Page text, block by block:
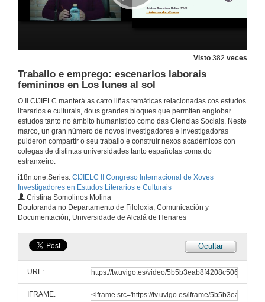
Visto 382 veces
Traballo e emprego: escenarios laborais
femininos en Los lunes al sol
O II CIJIELC manterá as catro liñas temáticas relacionadas cos estudos
literarios e culturais, dous grandes bloques que permiten englobar
estudos tanto no ámbito humanístico como das Ciencias Sociais. Neste
marco, un gran número de novos investigadores e investigadoras
puideron compartir o seu traballo e construír nexos académicos con
colegas de distintas universidades tanto españolas coma do
estranxeiro.
i18n.one.Series: CIJIELC II Congreso Internacional de Xoves
Investigadores en Estudos Literarios e Culturais
Cristina Somolinos Molina
Doutoranda no Departamento de Filoloxía, Comunicación y
Documentación, Universidade de Alcalá de Henares
Ocultar
URL:
IFRAME:
15 de feb. de 2017
15 de feb. de 2017
15 de feb. de 2017
Discursos femininos artellados dende o Cono Sur. Turno de preguntas
15 de feb. de 2017